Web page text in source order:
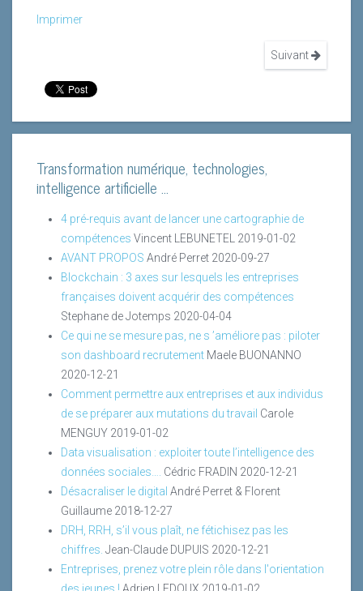
Imprimer
Suivant
Transformation numérique, technologies,
intelligence artificielle ...
4 pré-requis avant de lancer une cartographie de
compétences Vincent LEBUNETEL 2019-01-02
AVANT PROPOS André Perret 2020-09-27
Blockchain : 3 axes sur lesquels les entreprises
françaises doivent acquérir des compétences
Stephane de Jotemps 2020-04-04
Ce qui ne se mesure pas, ne s ’améliore pas : piloter
son dashboard recrutement Maele BUONANNO
2020-12-21
Comment permettre aux entreprises et aux individus
de se préparer aux mutations du travail Carole
MENGUY 2019-01-02
Data visualisation : exploiter toute l’intelligence des
données sociales….
Cédric FRADIN 2020-12-21
Désacraliser le digital André Perret & Florent
Guillaume 2018-12-27
DRH, RRH, s’il vous plaît, ne fétichisez pas les
chiffres. Jean-Claude DUPUIS 2020-12-21
Entreprises, prenez votre plein rôle dans l'orientation
des jeunes ! Adrien LEDOUX 2019-01-02